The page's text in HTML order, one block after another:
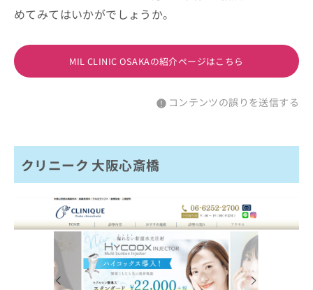
めてみてはいかがでしょうか。
MIL CLINIC OSAKAの紹介ページはこちら
コンテンツの誤りを送信する
クリニーク 大阪心斎橋